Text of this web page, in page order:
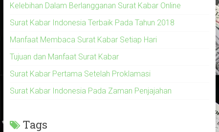
Kelebihan Dalam Berlangganan Surat Kabar Online
Surat Kabar Indonesia Terbaik Pada Tahun 2018
Manfaat Membaca Surat Kabar Setiap Hari
Tujuan dan Manfaat Surat Kabar
Surat Kabar Pertama Setelah Proklamasi
Surat Kabar Indonesia Pada Zaman Penjajahan
Tags